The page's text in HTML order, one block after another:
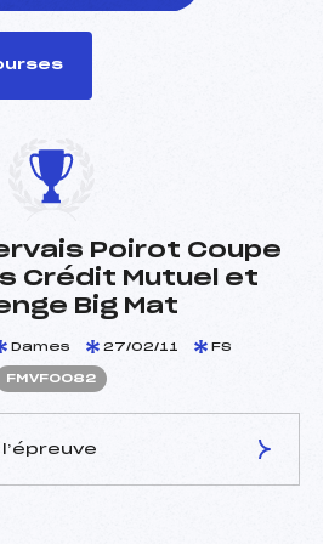
Poirot Coupe
Crédit Mutuel et
Big Mat
Dames 27/02/11 FS
FMVF0082